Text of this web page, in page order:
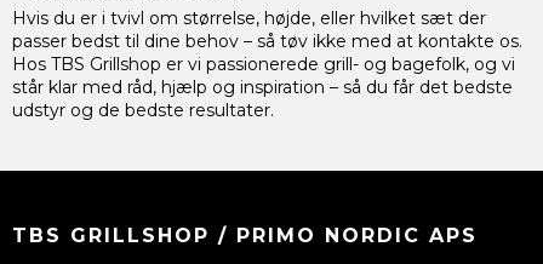
Hvis du er i tvivl om størrelse, højde, eller hvilket sæt der
passer bedst til dine behov – så tøv ikke med at kontakte os.
Hos TBS Grillshop er vi passionerede grill- og bagefolk, og vi
står klar med råd, hjælp og inspiration – så du får det bedste
udstyr og de bedste resultater.
TBS GRILLSHOP / PRIMO NORDIC APS